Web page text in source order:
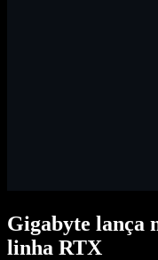
Gigabyte lança
linha RTX